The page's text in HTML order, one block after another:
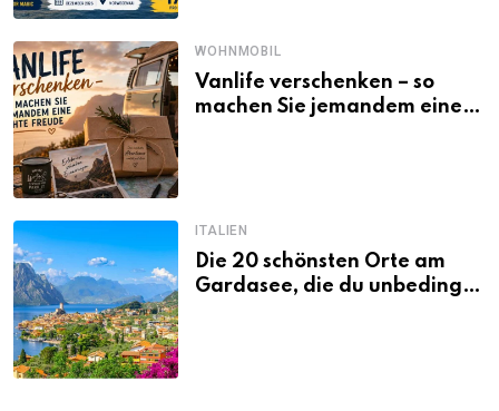
WOHNMOBIL
Vanlife verschenken – so
machen Sie jemandem eine
ITALIEN
Die 20 schönsten Orte am
Gardasee, die du unbedingt